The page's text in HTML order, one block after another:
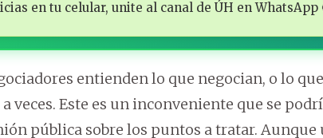
en tu celular, unite al canal de ÚH en WhatsApp
entienden lo que negocian, o lo
veces. Este es un inconveniente que se
pública sobre los puntos a tratar. Aunque